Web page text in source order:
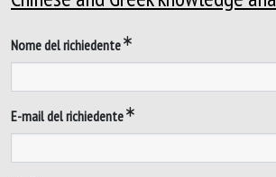
Nome del richiedente
E-mail del richiedente